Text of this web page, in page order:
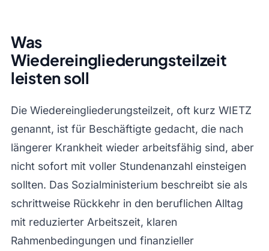
Was
Wiedereingliederungsteilzeit
leisten soll
Die Wiedereingliederungsteilzeit, oft kurz WIETZ
genannt, ist für Beschäftigte gedacht, die nach
längerer Krankheit wieder arbeitsfähig sind, aber
nicht sofort mit voller Stundenanzahl einsteigen
sollten. Das Sozialministerium beschreibt sie als
schrittweise Rückkehr in den beruflichen Alltag
mit reduzierter Arbeitszeit, klaren
Rahmenbedingungen und finanzieller